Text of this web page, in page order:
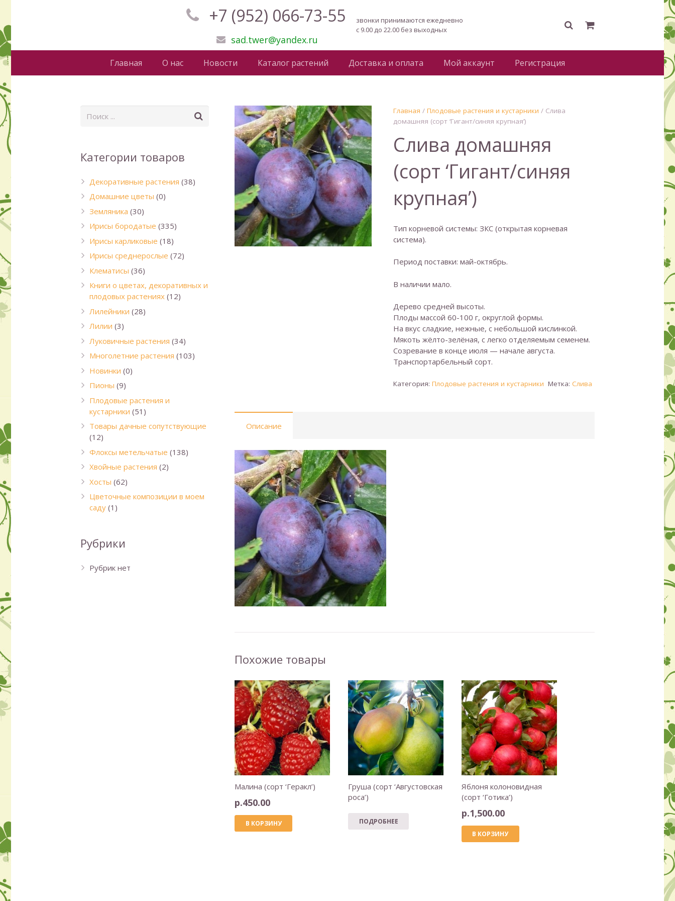
+7 (952) 066-73-55
sad.twer@yandex.ru
звонки принимаются ежедневно
с 9.00 до 22.00 без выходных
Главная О нас Новости Каталог растений Доставка и оплата Мой аккаунт Регистрация
Главная / Плодовые растения и кустарники / Слива
домашняя (сорт ‘Гигант/синяя крупная’)
Слива домашняя
(сорт ‘Гигант/синяя
крупная’)
Тип корневой системы: ЗКС (открытая корневая
система).
Период поставки: май-октябрь.
В наличии мало.
Дерево средней высоты.
Плоды массой 60-100 г, округлой формы.
На вкус сладкие, нежные, с небольшой кислинкой.
Мякоть жёлто-зелёная, с легко отделяемым семенем.
Созревание в конце июля — начале августа.
Транспортарбельный сорт.
Категория: Плодовые растения и кустарники Метка:Слива
Описание
Похожие товары
Малина (сорт ‘Геракл’)
р.450.00
В КОРЗИНУ
Груша (сорт ‘Августовская
роса’)
ПОДРОБНЕЕ
Яблоня колоновидная
(сорт ‘Готика’)
р.1,500.00
В КОРЗИНУ
Категории товаров
Декоративные растения (38)
Домашние цветы (0)
Земляника (30)
Ирисы бородатые (335)
Ирисы карликовые (18)
Ирисы среднерослые (72)
Клематисы (36)
Книги о цветах, декоративных и
плодовых растениях (12)
Лилейники (28)
Лилии (3)
Луковичные растения (34)
Многолетние растения (103)
Новинки (0)
Пионы (9)
Плодовые растения и
кустарники (51)
Товары дачные сопутствующие
(12)
Флоксы метельчатые (138)
Хвойные растения (2)
Хосты (62)
Цветочные композиции в моем
саду (1)
Рубрики
Рубрик нет